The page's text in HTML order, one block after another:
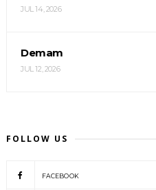
JUL 14, 2026
Demam
JUL 12, 2026
FOLLOW US
FACEBOOK